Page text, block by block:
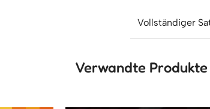
Vollständiger
Verwandte Produkte